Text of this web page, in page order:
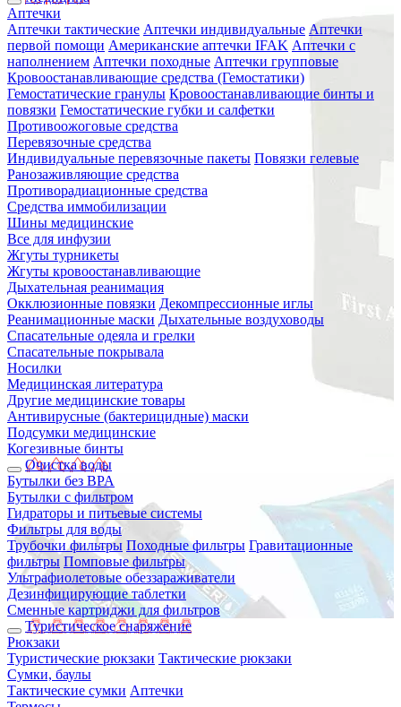
Аптечки
Аптечки тактические Аптечки индивидуальные Аптечки
первой помощи Американские аптечки IFAK Аптечки с
наполнением Аптечки походные Аптечки групповые
Кровоостанавливающие средства (Гемостатики)
Гемостатические гранулы Кровоостанавливающие бинты и
повязки Гемостатические губки и салфетки
Противоожоговые средства
Перевязочные средства
Индивидуальные перевязочные пакеты Повязки гелевые
Ранозаживляющие средства
Противорадиационные средства
Средства иммобилизации
Шины медицинские
Все для инфузии
Жгуты турникеты
Жгуты кровоостанавливающие
Дыхательная реанимация
Окклюзионные повязки Декомпрессионные иглы
Реанимационные маски Дыхательные воздуховоды
Спасательные одеяла и грелки
Спасательные покрывала
Носилки
Медицинская литература
Другие медицинские товары
Антивирусные (бактерицидные) маски
Подсумки медицинские
Когезивные бинты
Очистка воды
Бутылки без BPA
Бутылки с фильтром
Гидраторы и питьевые системы
Фильтры для воды
Трубочки фильтры Походные фильтры Гравитационные
фильтры Помповые фильтры
Ультрафиолетовые обеззараживатели
Дезинфицирующие таблетки
Сменные картриджи для фильтров
Туристическое снаряжение
Рюкзаки
Туристические рюкзаки Тактические рюкзаки
Сумки, баулы
Тактические сумки Аптечки